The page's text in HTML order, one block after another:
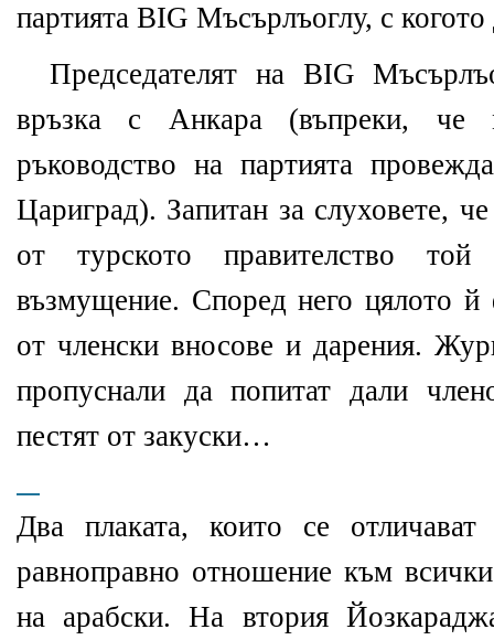
партията BIG Мъсърлъоглу, с
Председателят на BIG
връзка с Анкара (въпреки, че
ръководство на партията
Цариград). Запитан за слуховете,
от турското правителство
възмущение. Според него цялото й
от членски вносове и дарения.
пропуснали да попитат дали
пестят от закуски…
Два плаката, които се
равноправно отношение към
на арабски. На втория